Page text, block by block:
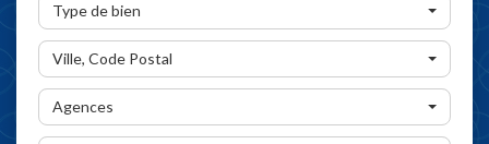
Type de bien
Ville, Code Postal
Agences